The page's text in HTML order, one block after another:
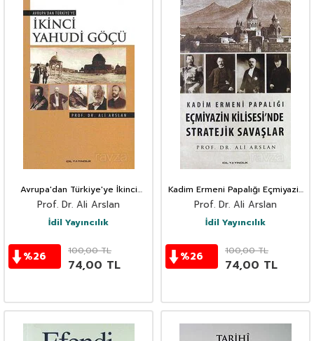
Avrupa'dan Türkiye'ye İkinci
Yahudi Göçü
Prof. Dr. Ali Arslan
İdil Yayıncılık
%26 100,00TL
74,00 TL
Kadim Ermeni Papalığı Eçmiyazin
Kilisesi'nde Stratejik Savaşlar
Prof. Dr. Ali Arslan
İdil Yayıncılık
%26 100,00TL
74,00 TL